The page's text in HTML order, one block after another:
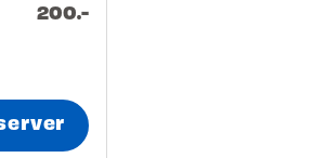
200.-